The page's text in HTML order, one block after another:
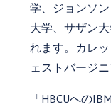
学、ジョンソ
大学、サザン
れます。カレ
ェストバージニ
「HBCUへの